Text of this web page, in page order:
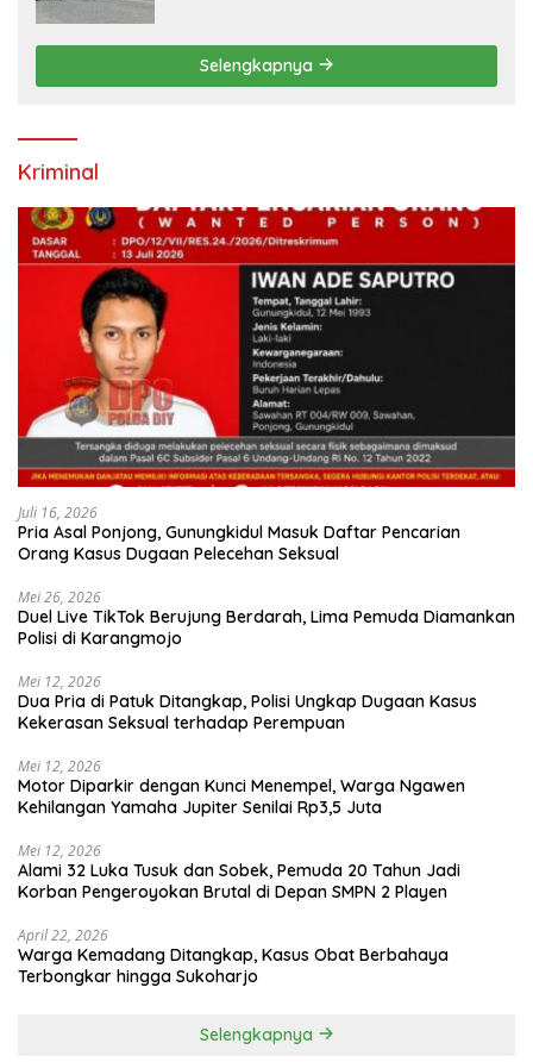
Selengkapnya
Kriminal
Juli 16, 2026
Pria Asal Ponjong, Gunungkidul Masuk Daftar Pencarian
Orang Kasus Dugaan Pelecehan Seksual
Mei 26, 2026
Duel Live TikTok Berujung Berdarah, Lima Pemuda Diamankan
Polisi di Karangmojo
Mei 12, 2026
Dua Pria di Patuk Ditangkap, Polisi Ungkap Dugaan Kasus
Kekerasan Seksual terhadap Perempuan
Mei 12, 2026
Motor Diparkir dengan Kunci Menempel, Warga Ngawen
Kehilangan Yamaha Jupiter Senilai Rp3,5 Juta
Mei 12, 2026
Alami 32 Luka Tusuk dan Sobek, Pemuda 20 Tahun Jadi
Korban Pengeroyokan Brutal di Depan SMPN 2 Playen
April 22, 2026
Warga Kemadang Ditangkap, Kasus Obat Berbahaya
Terbongkar hingga Sukoharjo
Selengkapnya